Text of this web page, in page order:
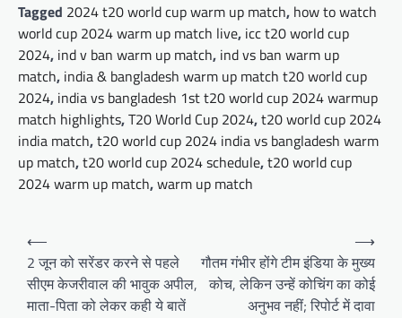
Tagged 2024 t20 world cup warm up match, how to watch
world cup 2024 warm up match live, icc t20 world cup
2024, ind v ban warm up match, ind vs ban warm up
match, india & bangladesh warm up match t20 world cup
2024, india vs bangladesh 1st t20 world cup 2024 warmup
match highlights,T20 World Cup 2024,t20 world cup 2024
india match,t20 world cup 2024 india vs bangladesh warm
up match,t20 world cup 2024 schedule,t20 world cup
2024 warm up match,warm up match
Post
navigation
⟵
2 जून को सरेंडर करने से पहले
सीएम केजरीवाल की भावुक अपील,
माता-पिता को लेकर कही ये बातें
गौतम गंभीर होंगे टीम इंडिया के मुख्य
कोच, लेकिन उन्हें कोचिंग का कोई
अनुभव नहीं; रिपोर्ट में दावा
⟶